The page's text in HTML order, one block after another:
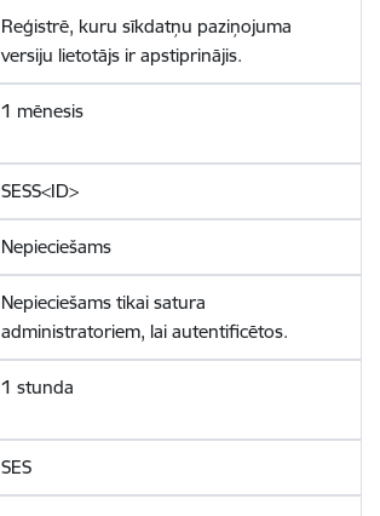
Reģistrē, kuru sīkdatņu paziņojuma
versiju lietotājs ir apstiprinājis.
1 mēnesis
SESS<ID>
Nepieciešams
Nepieciešams tikai satura
administratoriem, lai autentificētos.
1 stunda
SES